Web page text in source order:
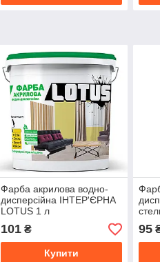
Фарба акрилова водно-
дисперсійна ІНТЕР'ЄРНА
LOTUS 1 л
101₴
Купити
95